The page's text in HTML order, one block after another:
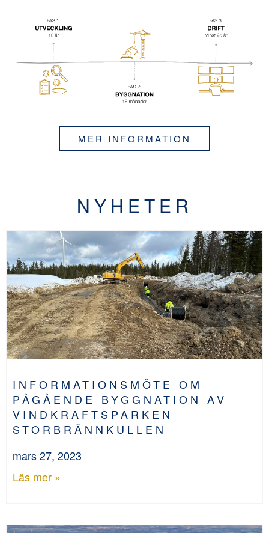
MER INFORMATION
NYHETER
INFORMATIONSMÖTE OM
PÅGÅENDE BYGGNATION AV
VINDKRAFTSPARKEN
STORBRÄNNKULLEN
mars 27, 2023
Läs mer »